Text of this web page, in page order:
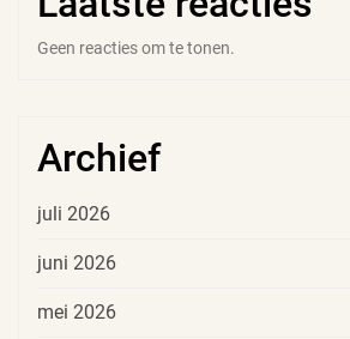
Geen reacties om te tonen.
Archief
juli 2026
juni 2026
mei 2026